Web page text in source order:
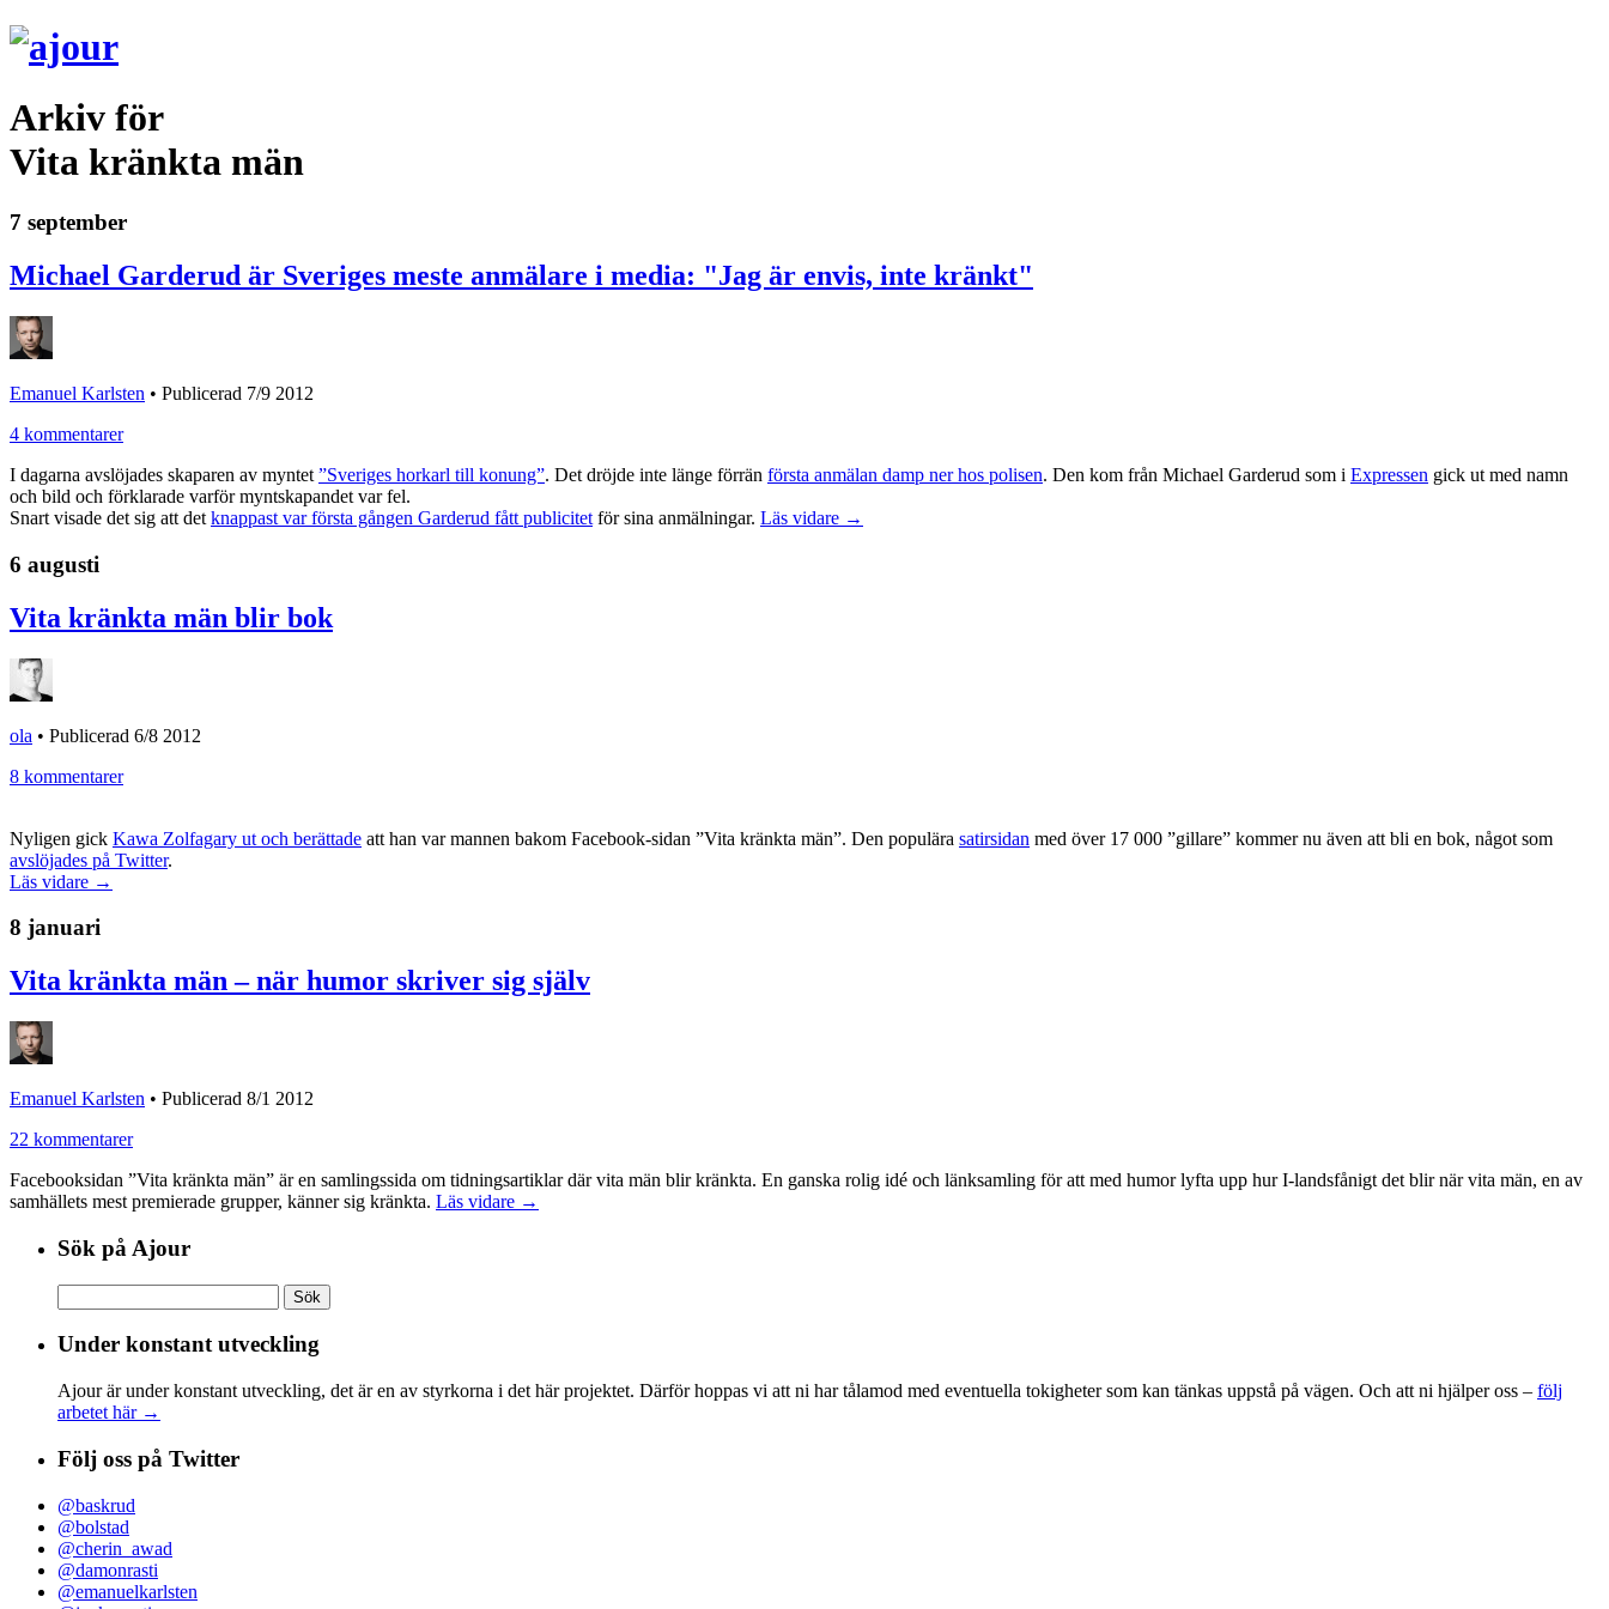
Arkiv för
Vita kränkta män
7 september
Michael Garderud är Sveriges meste anmälare i media: "Jag är envis, inte kränkt"
Emanuel Karlsten • Publicerad 7/9 2012
4 kommentarer
I dagarna avslöjades skaparen av myntet ”Sveriges horkarl till konung”. Det dröjde inte länge förrän första anmälan damp ner hos polisen. Den kom från Michael Garderud som i Expressen gick ut med namn
och bild och förklarade varför myntskapandet var fel.
Snart visade det sig att det knappast var första gången Garderud fått publicitet för sina anmälningar. Läs vidare →
6 augusti
Vita kränkta män blir bok
ola • Publicerad 6/8 2012
8 kommentarer
Nyligen gick Kawa Zolfagary ut och berättade att han var mannen bakom Facebook-sidan ”Vita kränkta män”. Den populära satirsidan med över 17 000 ”gillare” kommer nu även att bli en bok, något som
avslöjades på Twitter.
Läs vidare →
8 januari
Vita kränkta män – när humor skriver sig själv
Emanuel Karlsten • Publicerad 8/1 2012
22 kommentarer
Facebooksidan ”Vita kränkta män” är en samlingssida om tidningsartiklar där vita män blir kränkta. En ganska rolig idé och länksamling för att med humor lyfta upp hur I-landsfånigt det blir när vita män, en av
samhällets mest premierade grupper, känner sig kränkta. Läs vidare →
Sök på Ajour
efter:
Under konstant utveckling
Ajour är under konstant utveckling, det är en av styrkorna i det här projektet. Därför hoppas vi att ni har tålamod med eventuella tokigheter som kan tänkas uppstå på vägen. Och att ni hjälper oss – följ
arbetet här →
Följ oss på Twitter
@baskrud
@bolstad
@cherin_awad
@damonrasti
@emanuelkarlsten